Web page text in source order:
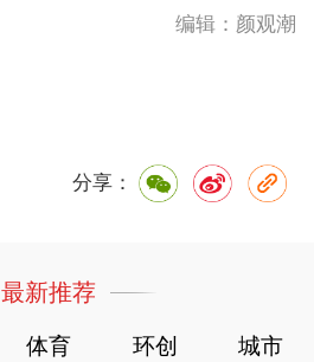
编辑：颜观潮
分享：
最新推荐
体育 环创 城市